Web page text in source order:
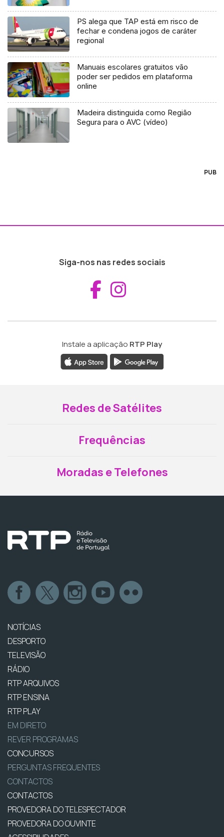
PS alega que TAP está em risco de
fechar e condena jogos de caráter
regional
Manuais escolares gratuitos vão
poder ser pedidos em plataforma
online
Madeira distinguida como Região
Segura para o AVC (vídeo)
PUB
Siga-nos nas redes sociais
Aceder ao
Instale a aplicação RTP Play
Redes de Satélites
Frequências
Moradas e Telefones
NOTÍCIAS
DESPORTO
TELEVISÃO
RÁDIO
RTP ARQUIVOS
RTP ENSINA
RTP PLAY
EM DIRETO
REVER PROGRAMAS
CONCURSOS
PERGUNTAS FREQUENTES
CONTACTOS
CONTACTOS
PROVEDORA DO TELESPECTADOR
PROVEDORA DO OUVINTE